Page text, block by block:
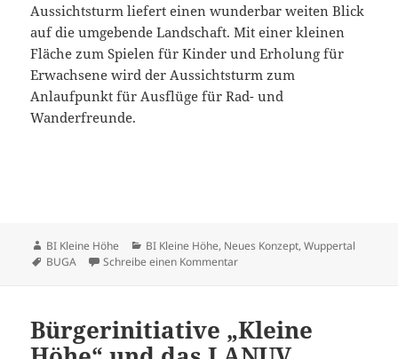
Aussichtsturm liefert einen wunderbar weiten Blick
auf die umgebende Landschaft. Mit einer kleinen
Fläche zum Spielen für Kinder und Erholung für
Erwachsene wird der Aussichtsturm zum
Anlaufpunkt für Ausflüge für Rad- und
Wanderfreunde.
Autor
BI Kleine Höhe Kategorien
BI Kleine Höhe, Neues Konzept,Wuppertal
Schlagwörter
BUGA Schreibe einen Kommentarzu Konzept in der Langfassung
Bürgerinitiative „Kleine